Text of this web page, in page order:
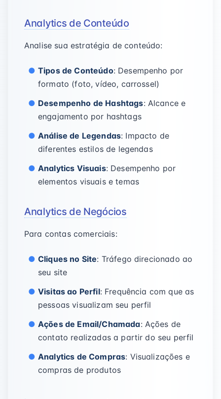
Analytics de Conteúdo
Analise sua estratégia de conteúdo:
Tipos de Conteúdo: Desempenho por
formato (foto, vídeo, carrossel)
Desempenho de Hashtags: Alcance e
engajamento por hashtags
Análise de Legendas: Impacto de
diferentes estilos de legendas
Analytics Visuais: Desempenho por
elementos visuais e temas
Analytics de Negócios
Para contas comerciais:
Cliques no Site: Tráfego direcionado ao
seu site
Visitas ao Perfil: Frequência com que as
pessoas visualizam seu perfil
Ações de Email/Chamada: Ações de
contato realizadas a partir do seu perfil
Analytics de Compras: Visualizações e
compras de produtos